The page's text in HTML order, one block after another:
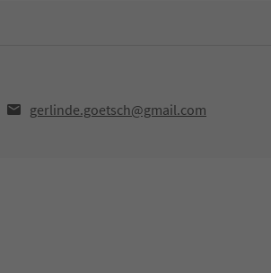
gerlinde.goetsch@gmail.com